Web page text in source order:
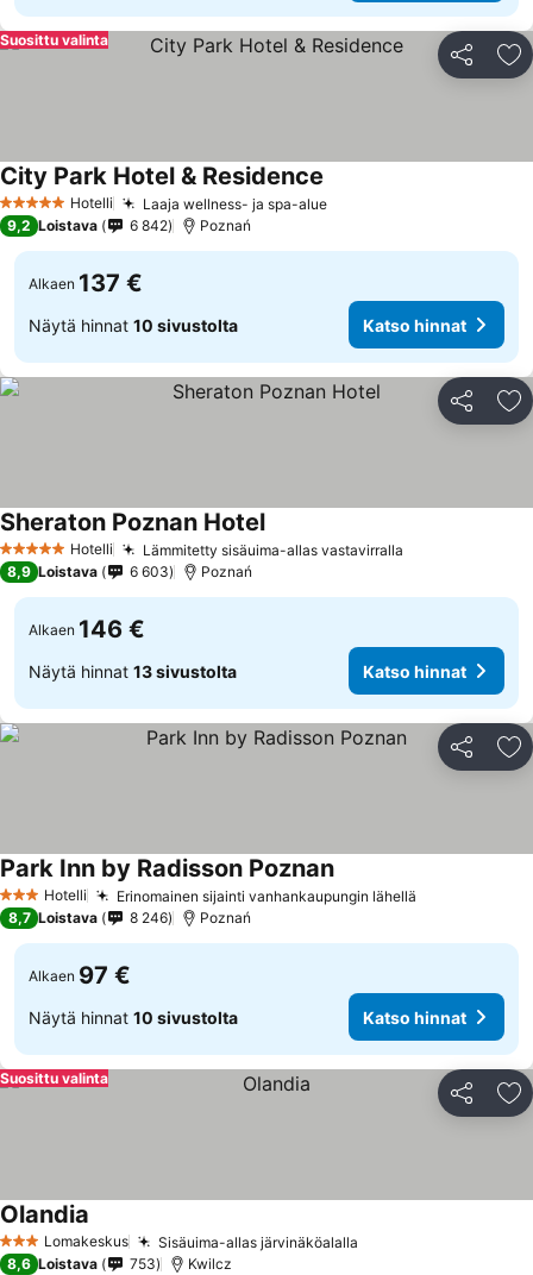
Jaa
Suosittu valinta
5 Tähtiluokitus
Hotelli Laaja wellness- ja spa-alue
City Park Hotel & Residence
9,2 Loistava 6 842 Poznań
Alkaen 137 €
Näytä hinnat 10 sivustolta Katso hinnat
Jaa
5 Tähtiluokitus
Hotelli Lämmitetty sisäuima-allas vastavirralla
Sheraton Poznan Hotel
8,9 Loistava 6 603 Poznań
Alkaen 146 €
Näytä hinnat 13 sivustolta Katso hinnat
Jaa
3 Tähtiluokitus
Hotelli Erinomainen sijainti vanhankaupungin lähellä
Park Inn by Radisson Poznan
8,7 Loistava 8 246 Poznań
Alkaen 97 €
Näytä hinnat 10 sivustolta Katso hinnat
Jaa
Suosittu valinta
3 Tähtiluokitus
Lomakeskus Sisäuima-allas järvinäköalalla
Olandia
8,6 Loistava 753 Kwilcz